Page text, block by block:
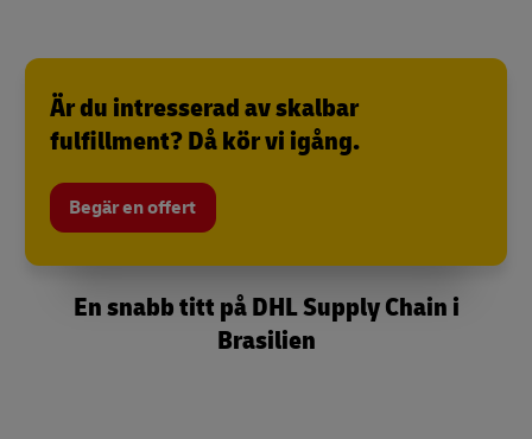
Är du intresserad av skalbar
fulfillment? Då kör vi igång.
Begär en offert
En snabb titt på DHL Supply Chain i
Brasilien